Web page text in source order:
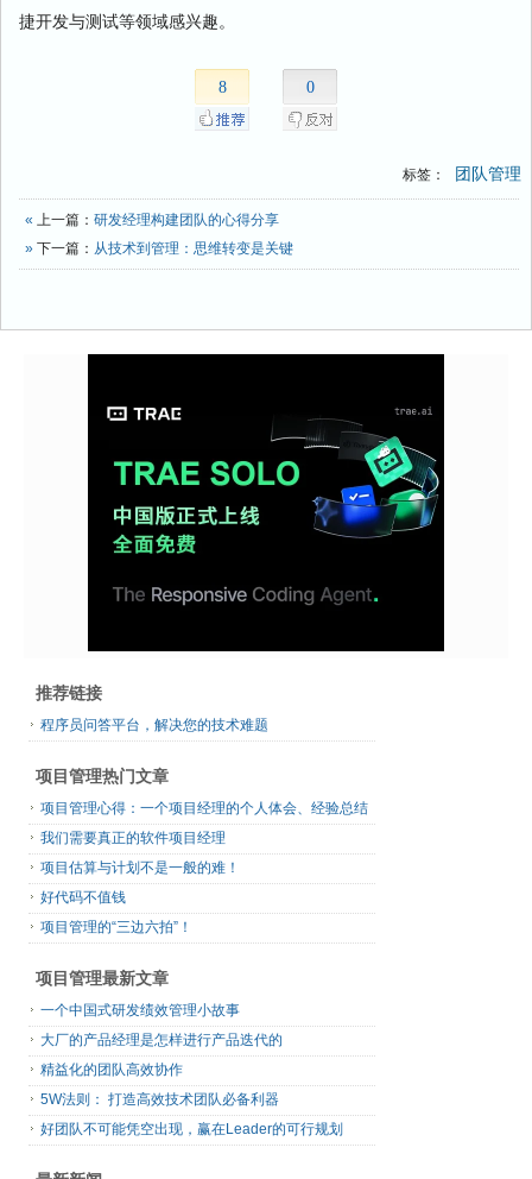
捷开发与测试等领域感兴趣。
8 0
标签： 团队管理
« 上一篇： 研发经理构建团队的心得分享
» 下一篇： 从技术到管理：思维转变是关键
推荐链接
程序员问答平台，解决您的技术难题
项目管理热门文章
项目管理心得：一个项目经理的个人体会、经验总结
我们需要真正的软件项目经理
项目估算与计划不是一般的难！
好代码不值钱
项目管理的“三边六拍”！
项目管理最新文章
一个中国式研发绩效管理小故事
大厂的产品经理是怎样进行产品迭代的
精益化的团队高效协作
5W法则： 打造高效技术团队必备利器
好团队不可能凭空出现，赢在Leader的可行规划